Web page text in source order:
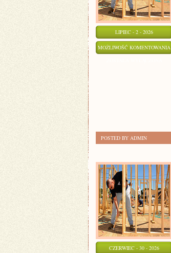
LIPIEC - 2 - 2026
MOŻLIWOŚĆ KOMENTOWANIA
POSTED BY ADMIN
CZERWIEC - 30 - 2026